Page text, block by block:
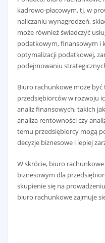
kadrowo-płacowym, tj. w
naliczaniu wynagrodzeń,
może również świadczyć
podatkowym, finansowym i
optymalizacji podatkowej,
podejmowaniu
Biuro rachunkowe może
przedsiębiorców w rozwoju
analiz finansowych, takich
analiza rentowności czy
temu przedsiębiorcy mogą
decyzje biznesowe i lepiej
W skrócie, biuro
biznesowym dla
skupienie się na
biuro rachunkowe zajmuje